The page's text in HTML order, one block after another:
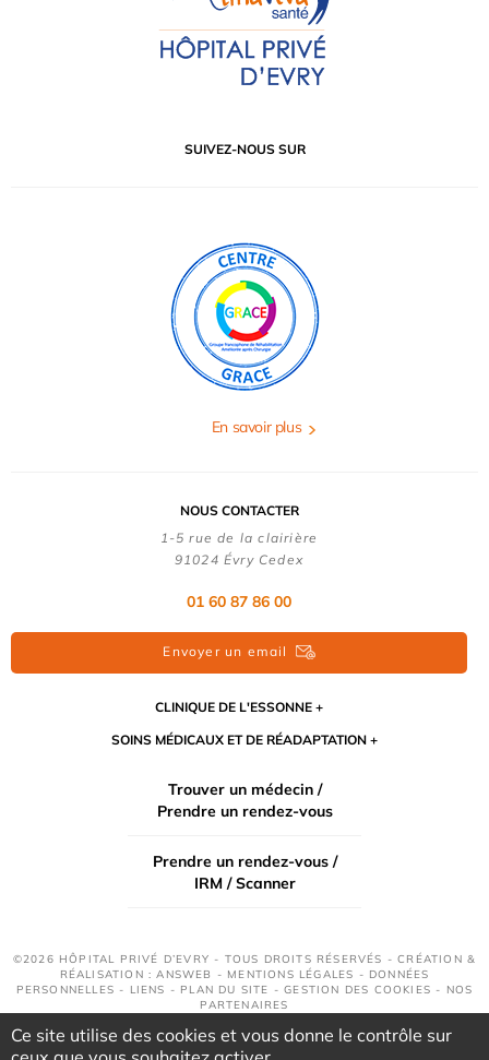
SUIVEZ-NOUS SUR
En savoir plus
NOUS CONTACTER
1-5 rue de la clairière
91024 Évry Cedex
01 60 87 86 00
Envoyer un email
CLINIQUE DE L'ESSONNE
SOINS MÉDICAUX ET DE RÉADAPTATION
Trouver un médecin /
Prendre un rendez-vous
Prendre un rendez-vous /
IRM / Scanner
©2026 HÔPITAL PRIVÉ D’EVRY - TOUS DROITS RÉSERVÉS - CRÉATION &
RÉALISATION : ANSWEB - MENTIONS LÉGALES - DONNÉES
PERSONNELLES - LIENS - PLAN DU SITE -GESTION DES COOKIES - NOS
PARTENAIRES
Ce site utilise des cookies et vous donne le contrôle sur